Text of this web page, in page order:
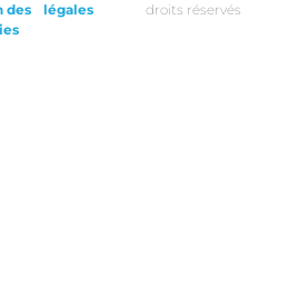
des
légales
droits réservés